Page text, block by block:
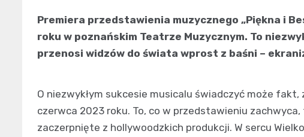
Premiera przedstawienia muzycznego „Piękna i
roku w poznańskim Teatrze Muzycznym. To
przenosi widzów do świata wprost z baśni –
O niezwykłym sukcesie musicalu świadczyć może
czerwca 2023 roku. To, co w przedstawieniu
zaczerpnięte z hollywoodzkich produkcji. W sercu